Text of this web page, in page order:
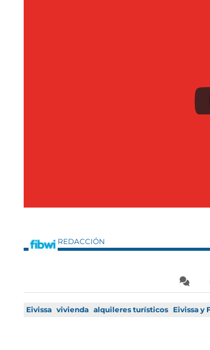
REDACCIÓN
Eivissa vivienda alquileres turísticos Eivissa y